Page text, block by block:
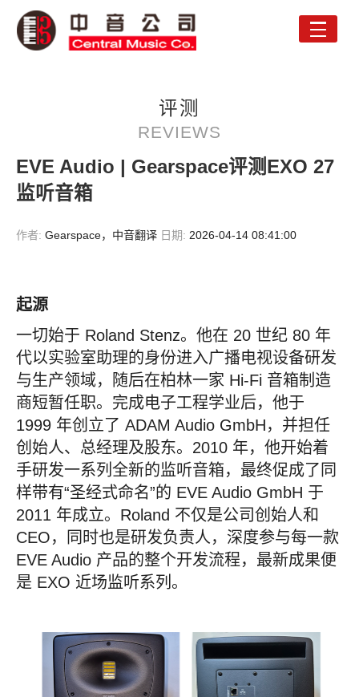
Toggle
评测
REVIEWS
EVE Audio | Gearspace评测EXO 27
监听音箱
作者: Gearspace，中音翻译 日期: 2026-04-14 08:41:00
起源
一切始于 Roland Stenz。他在 20 世纪 80 年
代以实验室助理的身份进入广播电视设备研发
与生产领域，随后在柏林一家 Hi-Fi 音箱制造
商短暂任职。完成电子工程学业后，他于
1999 年创立了 ADAM Audio GmbH，并担任
创始人、总经理及股东。2010 年，他开始着
手研发一系列全新的监听音箱，最终促成了同
样带有“圣经式命名”的 EVE Audio GmbH 于
2011 年成立。Roland 不仅是公司创始人和
CEO，同时也是研发负责人，深度参与每一款
EVE Audio 产品的整个开发流程，最新成果便
是 EXO 近场监听系列。